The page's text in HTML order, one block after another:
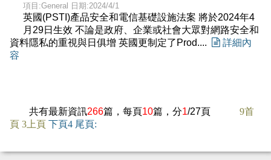
項目:General 日期:2024/4/1
英國(PSTI)產品安全和電信基礎設施法案 將於2024年4
月29日生效 不論是政府、企業或社會大眾對網路安全和
資料隱私的重視與日俱增 英國更制定了Prod....
 詳細內
容
共有最新資訊266篇，每頁10篇，分1/27頁 9首
頁 3 上頁 下頁4 尾頁: